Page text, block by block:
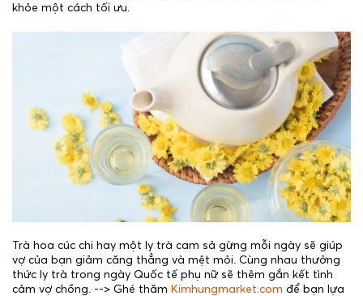
khỏe một cách tối ưu.
Trà hoa cúc chi hay một ly trà cam sả gừng mỗi ngày sẽ giúp
vợ của bạn giảm căng thẳng và mệt mỏi. Cùng nhau thưởng
thức ly trà trong ngày Quốc tế phụ nữ sẽ thêm gắn kết tình
cảm vợ chồng. --> Ghé thăm Kimhungmarket.com để bạn lựa